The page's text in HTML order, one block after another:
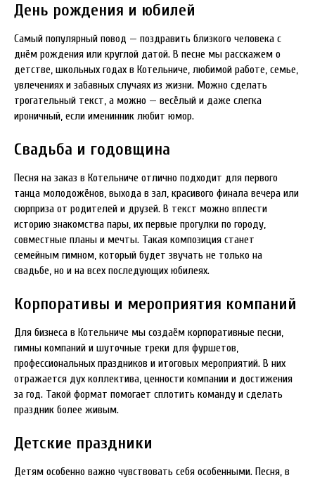
День рождения и юбилей
Самый популярный повод — поздравить близкого человека с
днём рождения или круглой датой. В песне мы расскажем о
детстве, школьных годах в Котельниче, любимой работе, семье,
увлечениях и забавных случаях из жизни. Можно сделать
трогательный текст, а можно — весёлый и даже слегка
ироничный, если именинник любит юмор.
Свадьба и годовщина
Песня на заказ в Котельниче отлично подходит для первого
танца молодожёнов, выхода в зал, красивого финала вечера или
сюрприза от родителей и друзей. В текст можно вплести
историю знакомства пары, их первые прогулки по городу,
совместные планы и мечты. Такая композиция станет
семейным гимном, который будет звучать не только на
свадьбе, но и на всех последующих юбилеях.
Корпоративы и мероприятия компаний
Для бизнеса в Котельниче мы создаём корпоративные песни,
гимны компаний и шуточные треки для фуршетов,
профессиональных праздников и итоговых мероприятий. В них
отражается дух коллектива, ценности компании и достижения
за год. Такой формат помогает сплотить команду и сделать
праздник более живым.
Детские праздники
Детям особенно важно чувствовать себя особенными. Песня, в